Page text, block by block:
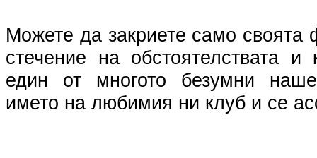
Можете да закриете само своята
стечение на обстоятелствата и
един от многото безумни
името на любимия ни клуб и се